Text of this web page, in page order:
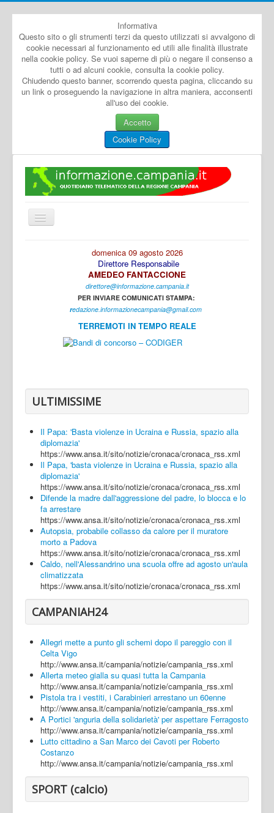
Informativa
Questo sito o gli strumenti terzi da questo utilizzati si avvalgono di
cookie necessari al funzionamento ed utili alle finalità illustrate
nella cookie policy. Se vuoi saperne di più o negare il consenso a
tutti o ad alcuni cookie, consulta la cookie policy.
Chiudendo questo banner, scorrendo questa pagina, cliccando su
un link o proseguendo la navigazione in altra maniera, acconsenti
all'uso dei cookie.
Accetto
Cookie Policy
Cambia
navigazione
Caserta
Napoli
Salerno
Login
domenica 09 agosto 2026
Direttore Responsabile
AMEDEO FANTACCIONE
direttore@informazione.campania.it
PER INVIARE COMUNICATI STAMPA:
redazione.informazionecampania@gmail.com
TERREMOTI IN TEMPO REALE
ULTIMISSIME
Il Papa: 'Basta violenze in Ucraina e Russia, spazio alla
diplomazia'
https://www.ansa.it/sito/notizie/cronaca/cronaca_rss.xml
Il Papa, 'basta violenze in Ucraina e Russia, spazio alla
diplomazia'
https://www.ansa.it/sito/notizie/cronaca/cronaca_rss.xml
Difende la madre dall'aggressione del padre, lo blocca e lo
fa arrestare
https://www.ansa.it/sito/notizie/cronaca/cronaca_rss.xml
Autopsia, probabile collasso da calore per il muratore
morto a Padova
https://www.ansa.it/sito/notizie/cronaca/cronaca_rss.xml
Caldo, nell'Alessandrino una scuola offre ad agosto un'aula
climatizzata
https://www.ansa.it/sito/notizie/cronaca/cronaca_rss.xml
CAMPANIAH24
Allegri mette a punto gli schemi dopo il pareggio con il
Celta Vigo
http://www.ansa.it/campania/notizie/campania_rss.xml
Allerta meteo gialla su quasi tutta la Campania
http://www.ansa.it/campania/notizie/campania_rss.xml
Pistola tra i vestiti, i Carabinieri arrestano un 60enne
http://www.ansa.it/campania/notizie/campania_rss.xml
A Portici 'anguria della solidarietà' per aspettare Ferragosto
http://www.ansa.it/campania/notizie/campania_rss.xml
Lutto cittadino a San Marco dei Cavoti per Roberto
Costanzo
http://www.ansa.it/campania/notizie/campania_rss.xml
SPORT (calcio)